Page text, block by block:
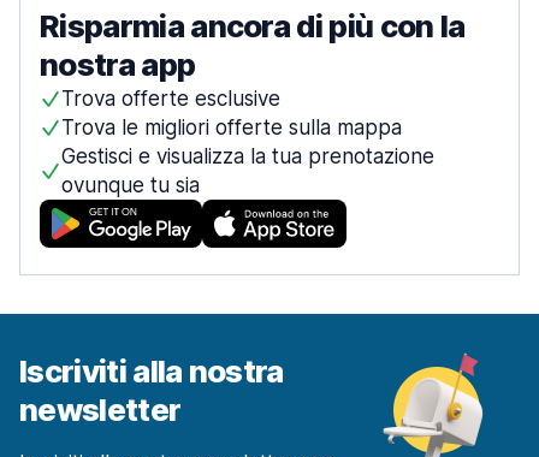
Risparmia ancora di più con la
nostra app
Trova offerte esclusive
Trova le migliori offerte sulla mappa
Gestisci e visualizza la tua prenotazione
ovunque tu sia
Iscriviti alla nostra
newsletter